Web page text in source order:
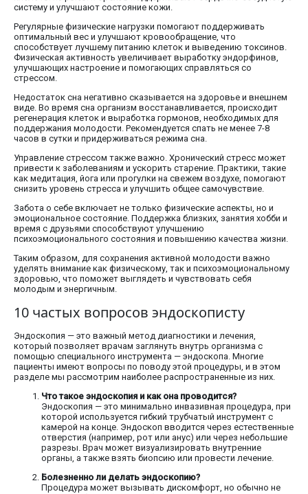
систему и улучшают состояние кожи.
Регулярные физические нагрузки помогают поддерживать
оптимальный вес и улучшают кровообращение, что
способствует лучшему питанию клеток и выведению токсинов.
Физическая активность увеличивает выработку эндорфинов,
улучшающих настроение и помогающих справляться со
стрессом.
Недостаток сна негативно сказывается на здоровье и внешнем
виде. Во время сна организм восстанавливается, происходит
регенерация клеток и выработка гормонов, необходимых для
поддержания молодости. Рекомендуется спать не менее 7-8
часов в сутки и придерживаться режима сна.
Управление стрессом также важно. Хронический стресс может
привести к заболеваниям и ускорить старение. Практики, такие
как медитация, йога или прогулки на свежем воздухе, помогают
снизить уровень стресса и улучшить общее самочувствие.
Забота о себе включает не только физические аспекты, но и
эмоциональное состояние. Поддержка близких, занятия хобби и
время с друзьями способствуют улучшению
психоэмоционального состояния и повышению качества жизни.
Таким образом, для сохранения активной молодости важно
уделять внимание как физическому, так и психоэмоциональному
здоровью, что поможет выглядеть и чувствовать себя
молодым и энергичным.
10 частых вопросов эндоскописту
Эндоскопия — это важный метод диагностики и лечения,
который позволяет врачам заглянуть внутрь организма с
помощью специального инструмента — эндоскопа. Многие
пациенты имеют вопросы по поводу этой процедуры, и в этом
разделе мы рассмотрим наиболее распространенные из них.
Что такое эндоскопия и как она проводится?
Эндоскопия — это минимально инвазивная процедура, при
которой используется гибкий трубчатый инструмент с
камерой на конце. Эндоскоп вводится через естественные
отверстия (например, рот или анус) или через небольшие
разрезы. Врач может визуализировать внутренние
органы, а также взять биопсию или провести лечение.
Болезненно ли делать эндоскопию?
Процедура может вызывать дискомфорт, но обычно не